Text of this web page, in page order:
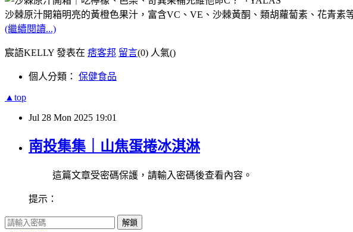
沙棘原汁開箱明亮的黃橙色果汁，富含VC、VE、沙棘黃酮、類胡蘿蔔素、花青素
(繼續閱讀...)
宸語KELLY 發表在 痞客邦 留言(0) 人氣()
個人分類： 保健食品
▲top
Jul 28 Mon 2025 19:01
南投集集｜山焦蛋捲冰淇淋
這篇文章受密碼保護，請輸入密碼後查看內容。
提示：
解鎖